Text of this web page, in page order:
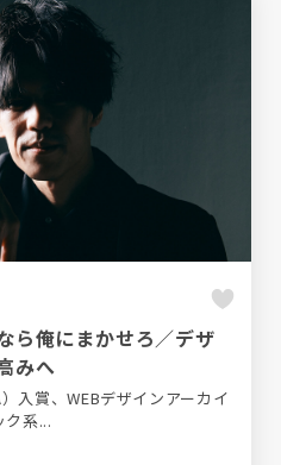
ら俺にまかせろ／デザ
みへ
入賞、WEBデザインアーカイ
ク系...